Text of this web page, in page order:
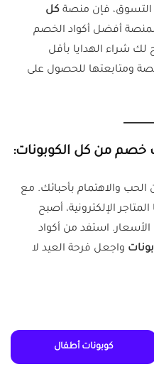
التسوق، فإن منصة كل
أفضل أكواد الخصم
لك شراء الهدايا بأقل
ومتابعتها للحصول على
خصم من كل الكوبونات:
والاهتمام بأحبائك. مع
الإلكترونية، أصبح
استفد من أكواد
واجعل فرحة العيد لا
كوبونات أطفال